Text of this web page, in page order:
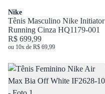
Nike
Tênis Masculino Nike Initiator
Running Cinza HQ1179-001
R$ 699,99
ou 10x de R$ 69,99